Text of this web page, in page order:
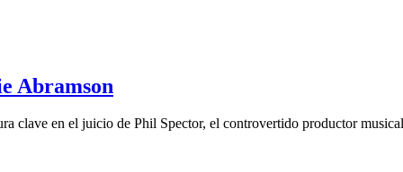
Abramson
clave en el juicio de Phil Spector, el controvertido productor